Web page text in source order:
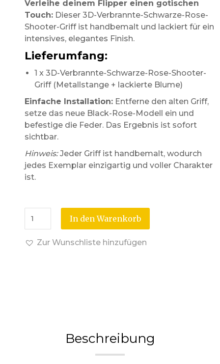
Verleihe deinem Flipper einen gotischen
Touch: Dieser 3D-Verbrannte-Schwarze-Rose-
Shooter-Griff ist handbemalt und lackiert für ein
intensives, elegantes Finish.
Lieferumfang:
1 x 3D-Verbrannte-Schwarze-Rose-Shooter-
Griff (Metallstange + lackierte Blume)
Einfache Installation: Entferne den alten Griff,
setze das neue Black-Rose-Modell ein und
befestige die Feder. Das Ergebnis ist sofort
sichtbar.
Hinweis:Jeder Griff ist handbemalt, wodurch
jedes Exemplar einzigartig und voller Charakter
ist.
In den Warenkorb
Zur Wunschliste hinzufügen
Beschreibung